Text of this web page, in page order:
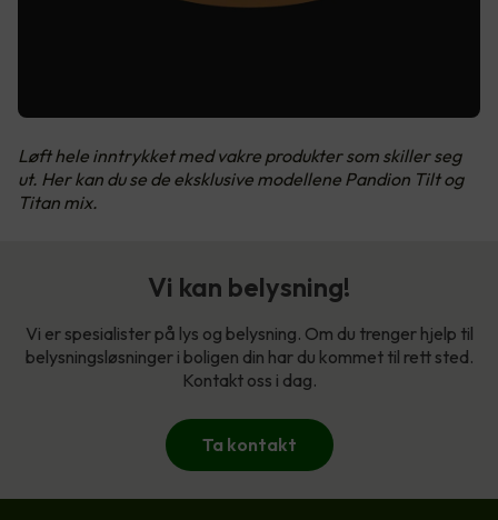
Løft hele inntrykket med vakre produkter som skiller seg
ut. Her kan du se de eksklusive modellene Pandion Tilt og
Titan mix.
Vi kan belysning!
Vi er spesialister på lys og belysning. Om du trenger hjelp til
belysningsløsninger i boligen din har du kommet til rett sted.
Kontakt oss i dag.
Ta kontakt